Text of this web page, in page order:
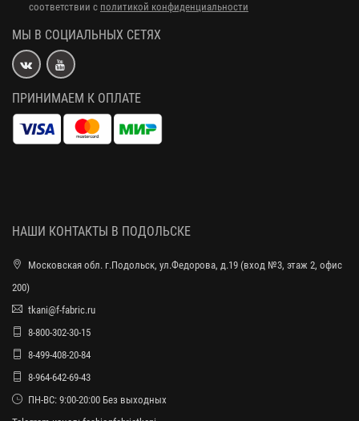
соответствии с политикой конфиденциальности
МЫ В СОЦИАЛЬНЫХ СЕТЯХ
ПРИНИМАЕМ К ОПЛАТЕ
НАШИ КОНТАКТЫ В ПОДОЛЬСКЕ
Московская обл. г.Подольск, ул.Федорова, д.19 (вход №3, этаж 2, офис
200)
tkani@f-fabric.ru
8-800-302-30-15
8-499-408-20-84
8-964-642-69-43
ПН-ВС: 9:00-20:00 Без выходных